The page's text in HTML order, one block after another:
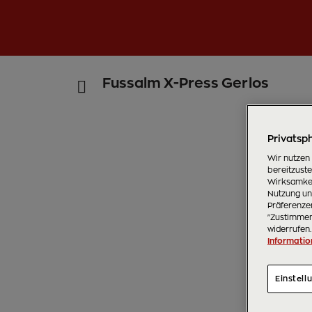
Fussalm X-Press Gerlos
Wir nutzen
Nutzung